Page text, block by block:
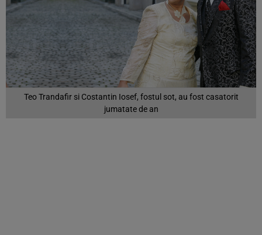
Teo Trandafir si Costantin Iosef, fostul sot, au fost casatorit
jumatate de an